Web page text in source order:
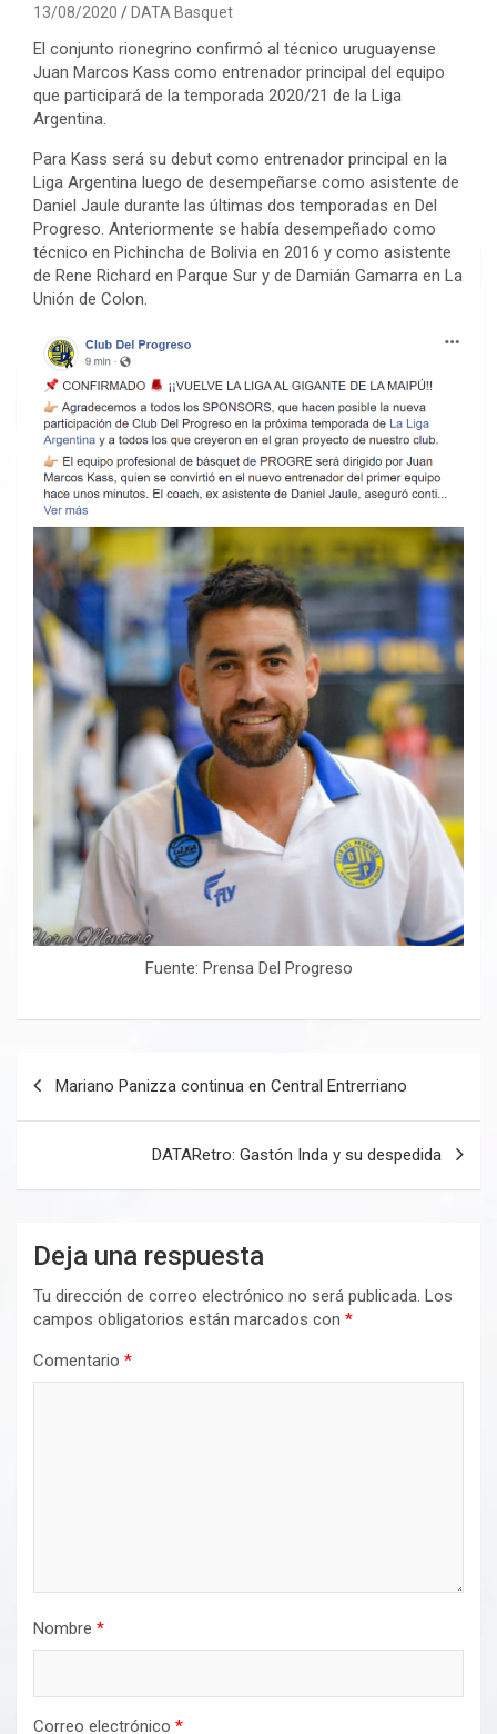
13/08/2020 DATA Basquet
El conjunto rionegrino confirmó al técnico uruguayense
Juan Marcos Kass como entrenador principal del equipo
que participará de la temporada 2020/21 de la Liga
Argentina.
Para Kass será su debut como entrenador principal en la
Liga Argentina luego de desempeñarse como asistente de
Daniel Jaule durante las últimas dos temporadas en Del
Progreso. Anteriormente se había desempeñado como
técnico en Pichincha de Bolivia en 2016 y como asistente
de Rene Richard en Parque Sur y de Damián Gamarra en La
Unión de Colon.
Fuente: Prensa Del Progreso
Mariano Panizza continua en Central Entrerriano
DATARetro: Gastón Inda y su despedida
Deja una respuesta
Tu dirección de correo electrónico no será publicada. Los
campos obligatorios están marcados con *
Comentario *
Nombre *
Correo electrónico *